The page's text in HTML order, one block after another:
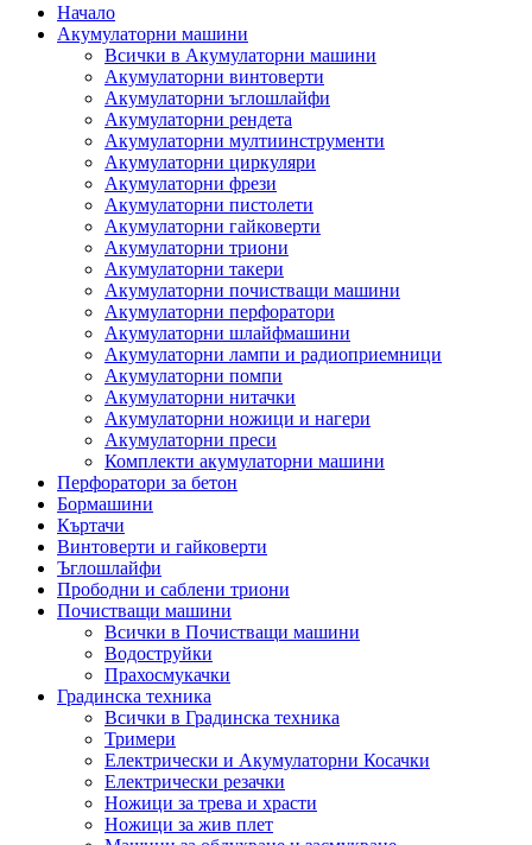
Начало
Акумулаторни машини
Всички в Акумулаторни машини
Акумулаторни винтоверти
Акумулаторни ъглошлайфи
Акумулаторни рендета
Акумулаторни мултиинструменти
Акумулаторни циркуляри
Акумулаторни фрези
Акумулаторни пистолети
Акумулаторни гайковерти
Акумулаторни триони
Акумулаторни такери
Акумулаторни почистващи машини
Акумулаторни перфоратори
Акумулаторни шлайфмашини
Акумулаторни лампи и радиоприемници
Акумулаторни помпи
Акумулаторни нитачки
Акумулаторни ножици и нагери
Акумулаторни преси
Комплекти акумулаторни машини
Перфоратори за бетон
Бормашини
Къртачи
Винтоверти и гайковерти
Ъглошлайфи
Прободни и саблени триони
Почистващи машини
Всички в Почистващи машини
Водоструйки
Прахосмукачки
Градинска техника
Всички в Градинска техника
Тримери
Електрически и Акумулаторни Косачки
Електрически резачки
Ножици за трева и храсти
Ножици за жив плет